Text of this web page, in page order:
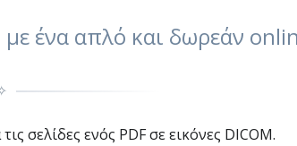
με ένα απλό και δωρεάν
σελίδες ενός PDF σε εικόνες DICOM.